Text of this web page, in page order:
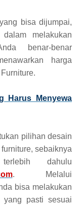
bisa dijumpai,
melakukan
benar-benar
harga
Harus Menyewa
pilihan desain
sebaiknya
terlebih dahulu
. Melalui
bisa melakukan
yang pasti sesuai